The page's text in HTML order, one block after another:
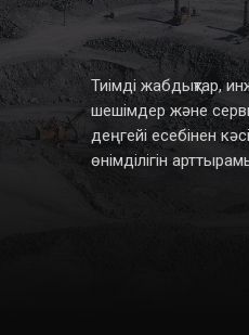
Тиімді жабдықтар,
шешімдер және
деңгейі есебінен
өнімділігін